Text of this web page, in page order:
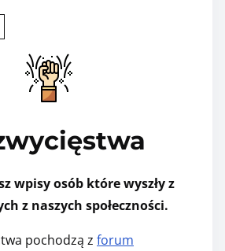
wpisy osób które wyszły z
z naszych społeczności.
pochodzą z forum